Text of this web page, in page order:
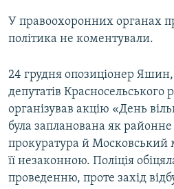
У правоохоронних органах
політика не коментували.
24 грудня опозиціонер
депутатів
організував акцію «День
була запланована як
прокуратура й Московський
її незаконною. Поліція
проведенню, проте захід